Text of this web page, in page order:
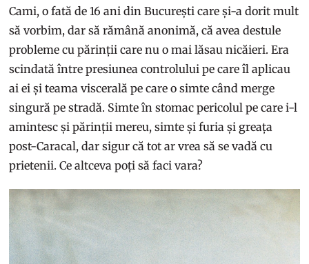
Cami, o fată de 16 ani din București care și-a dorit mult
să vorbim, dar să rămână anonimă, că avea destule
probleme cu părinții care nu o mai lăsau nicăieri. Era
scindată între presiunea controlului pe care îl aplicau
ai ei și teama viscerală pe care o simte când merge
singură pe stradă. Simte în stomac pericolul pe care i-l
amintesc și părinții mereu, simte și furia și greața
post-Caracal, dar sigur că tot ar vrea să se vadă cu
prietenii. Ce altceva poți să faci vara?